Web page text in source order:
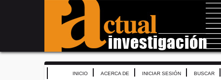
INICIO ACERCA DE INICIAR SESIÓN BUSCAR